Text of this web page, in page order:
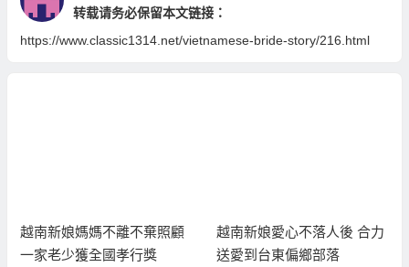
转载请务必保留本文链接：
https://www.classic1314.net/vietnamese-bride-story/216.html
越南新娘媽媽不離不棄照顧
一家老少獲全國孝行獎
越南新娘愛心不落人後 合力
送愛到台東偏鄉部落